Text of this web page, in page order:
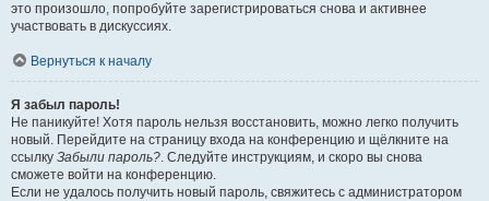
это произошло, попробуйте зарегистрироваться снова и активнее
участвовать в дискуссиях.
Вернуться к началу
Я забыл пароль!
Не паникуйте! Хотя пароль нельзя восстановить, можно легко получить
новый. Перейдите на страницу входа на конференцию и щёлкните на
ссылку Забыли пароль?. Следуйте инструкциям, и скоро вы снова
сможете войти на конференцию.
Если не удалось получить новый пароль, свяжитесь с администратором